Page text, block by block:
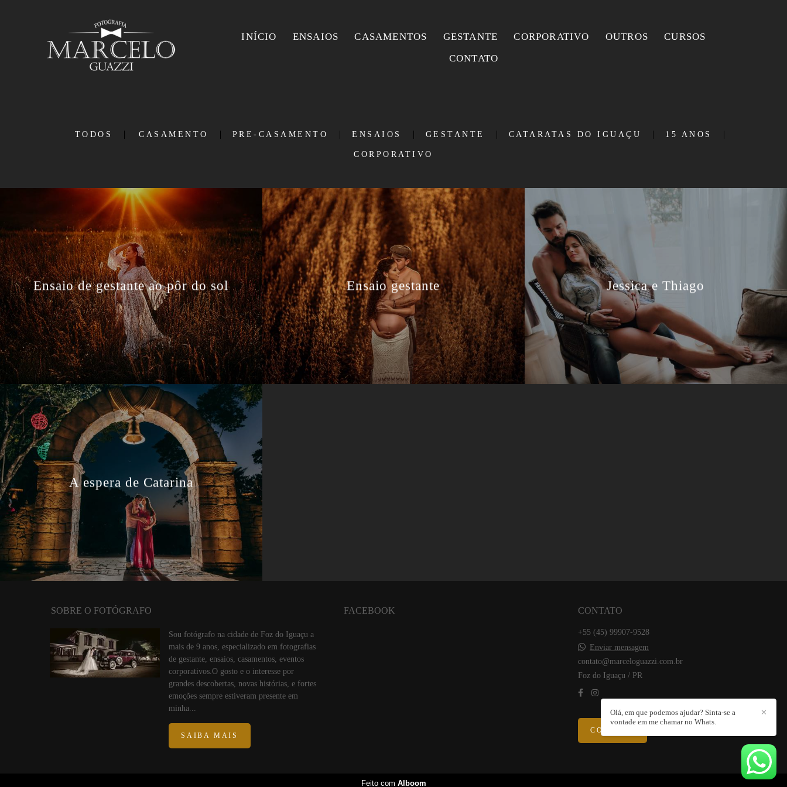
INÍCIO ENSAIOS CASAMENTOS GESTANTE CORPORATIVO OUTROS
CURSOS
CONTATO
TODOS CASAMENTO PRE-CASAMENTO ENSAIOS GESTANTE CATARATAS DO IGUAÇU 15 ANOS
CORPORATIVO
Ensaio de gestante ao pôr do sol Ensaio gestante Jessica e Thiago
A espera de Catarina
SOBRE O FOTÓGRAFO
Sou fotógrafo na cidade de Foz do Iguaçu a
mais de 9 anos, especializado em fotografias
de gestante, ensaios, casamentos, eventos
corporativos.O gosto e o interesse por
grandes descobertas, novas histórias, e fortes
emoções sempre estiveram presente em
minha...
SAIBA MAIS
FACEBOOK CONTATO
+55 (45) 99907-9528
Enviar mensagem
contato@marceloguazzi.com.br
Foz do Iguaçu / PR
CONTATO
✕
Olá, em que podemos ajudar? Sinta-se a
vontade em me chamar no Whats.
Feito com Alboom